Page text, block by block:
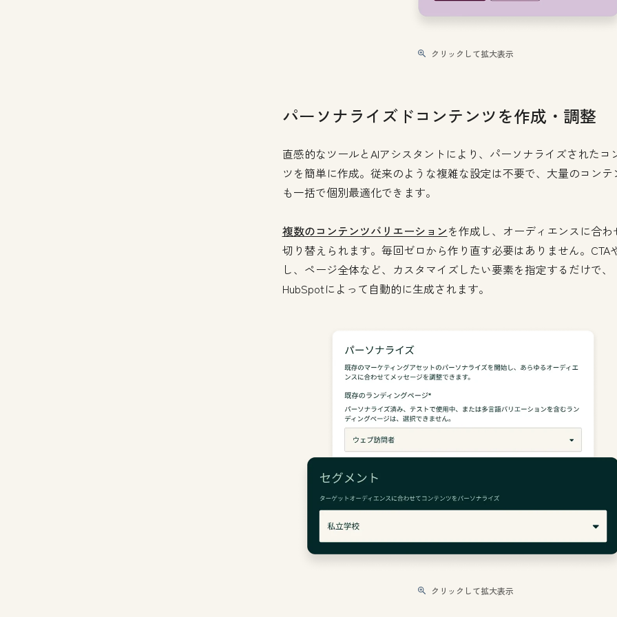
クリックして拡大表示
パーソナライズドコンテンツを作成・調整
直感的なツールとAIアシスタントにより、パーソナライズされたコ
ツを簡単に作成。従来のような複雑な設定は不要で、大量のコンテ
も一括で個別最適化できます。
複数のコンテンツバリエーションを作成し、オーディエンスに合わ
切り替えられます。毎回ゼロから作り直す必要はありません。CTA
し、ページ全体など、カスタマイズしたい要素を指定するだけで、
HubSpotによって自動的に生成されます。
クリックして拡大表示